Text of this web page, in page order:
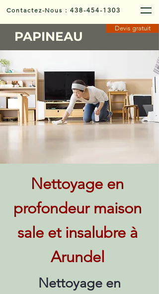
Contactez-Nous :438-454-1303
PAPINEAU
Devis gratuit
Nettoyage en
profondeur maison
sale et insalubre à
Arundel
Nettoyage en